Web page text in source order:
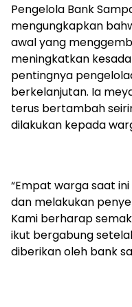
Pengelola Bank
mengungkapkan
awal yang
meningkatkan
pentingnya
berkelanjutan. Ia
terus bertambah
dilakukan kepada
“Empat warga saat
dan melakukan
Kami berharap
ikut bergabung
diberikan oleh bank